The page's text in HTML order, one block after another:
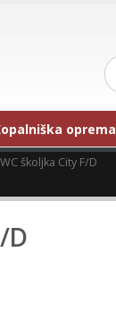
oprema
školjka City F/D
D